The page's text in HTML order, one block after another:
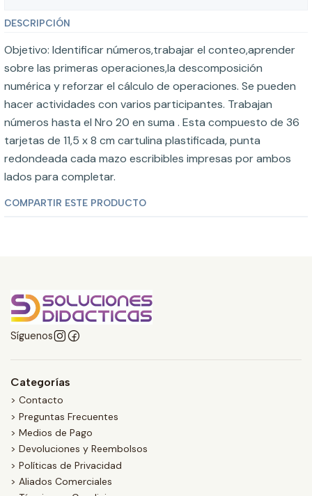
DESCRIPCIÓN
Objetivo: Identificar números,trabajar el conteo,aprender
sobre las primeras operaciones,la descomposición
numérica y reforzar el cálculo de operaciones. Se pueden
hacer actividades con varios participantes. Trabajan
números hasta el Nro 20 en suma . Esta compuesto de 36
tarjetas de 11,5 x 8 cm cartulina plastificada, punta
redondeada cada mazo escribibles impresas por ambos
lados para completar.
COMPARTIR ESTE PRODUCTO
Síguenos
Categorías
> Contacto
> Preguntas Frecuentes
> Medios de Pago
> Devoluciones y Reembolsos
> Políticas de Privacidad
> Aliados Comerciales